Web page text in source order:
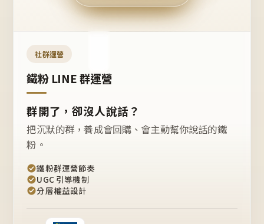
開團
嗎？
社群運營
鐵粉 LINE 群運營
群開了，卻沒人說話？
把沉默的群，養成會回購、會主動幫你說話的鐵
粉。
鐵粉群運營節奏
UGC 引導機制
分層權益設計